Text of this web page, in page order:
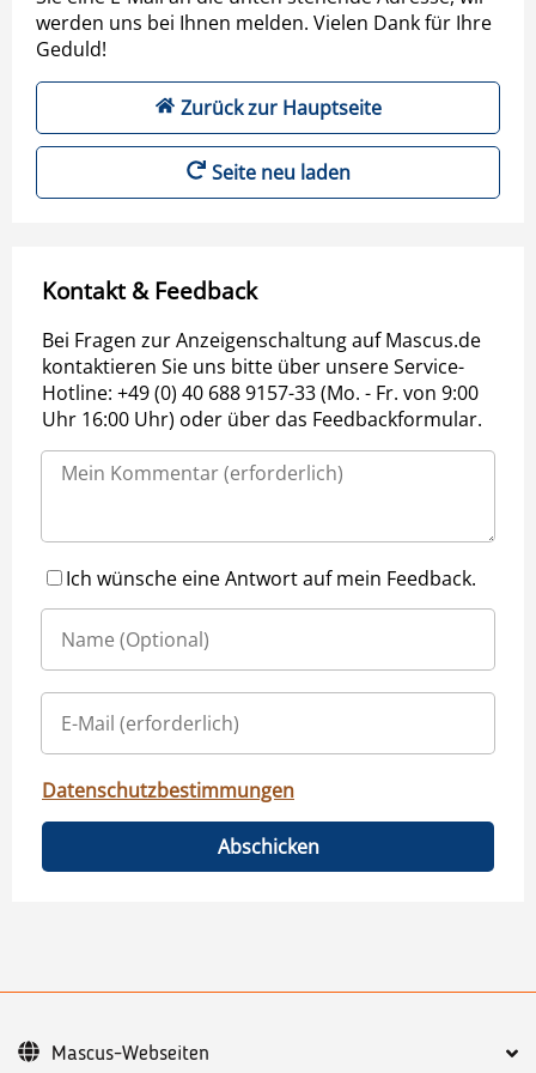
werden uns bei Ihnen melden. Vielen Dank für Ihre
Geduld!
Zurück zur Hauptseite
Seite neu laden
Kontakt & Feedback
Bei Fragen zur Anzeigenschaltung auf Mascus.de
kontaktieren Sie uns bitte über unsere Service-
Hotline: +49 (0) 40 688 9157-33 (Mo. - Fr. von 9:00
Uhr 16:00 Uhr) oder über das Feedbackformular.
Ich wünsche eine Antwort auf mein Feedback.
Datenschutzbestimmungen
Abschicken
Mascus-Webseiten